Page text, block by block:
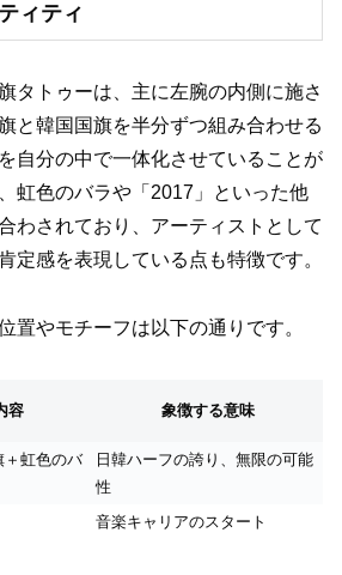
ィティ
タトゥーは、主に左腕の内側に施さ
と韓国国旗を半分ずつ組み合わせる
自分の中で一体化させていることが
虹色のバラや「2017」といった他
わされており、アーティストとして
定感を表現している点も特徴です。
置やモチーフは以下の通りです。
容 象徴する意味
＋虹色のバ
日韓ハーフの誇り、無限の可能
性
音楽キャリアのスタート